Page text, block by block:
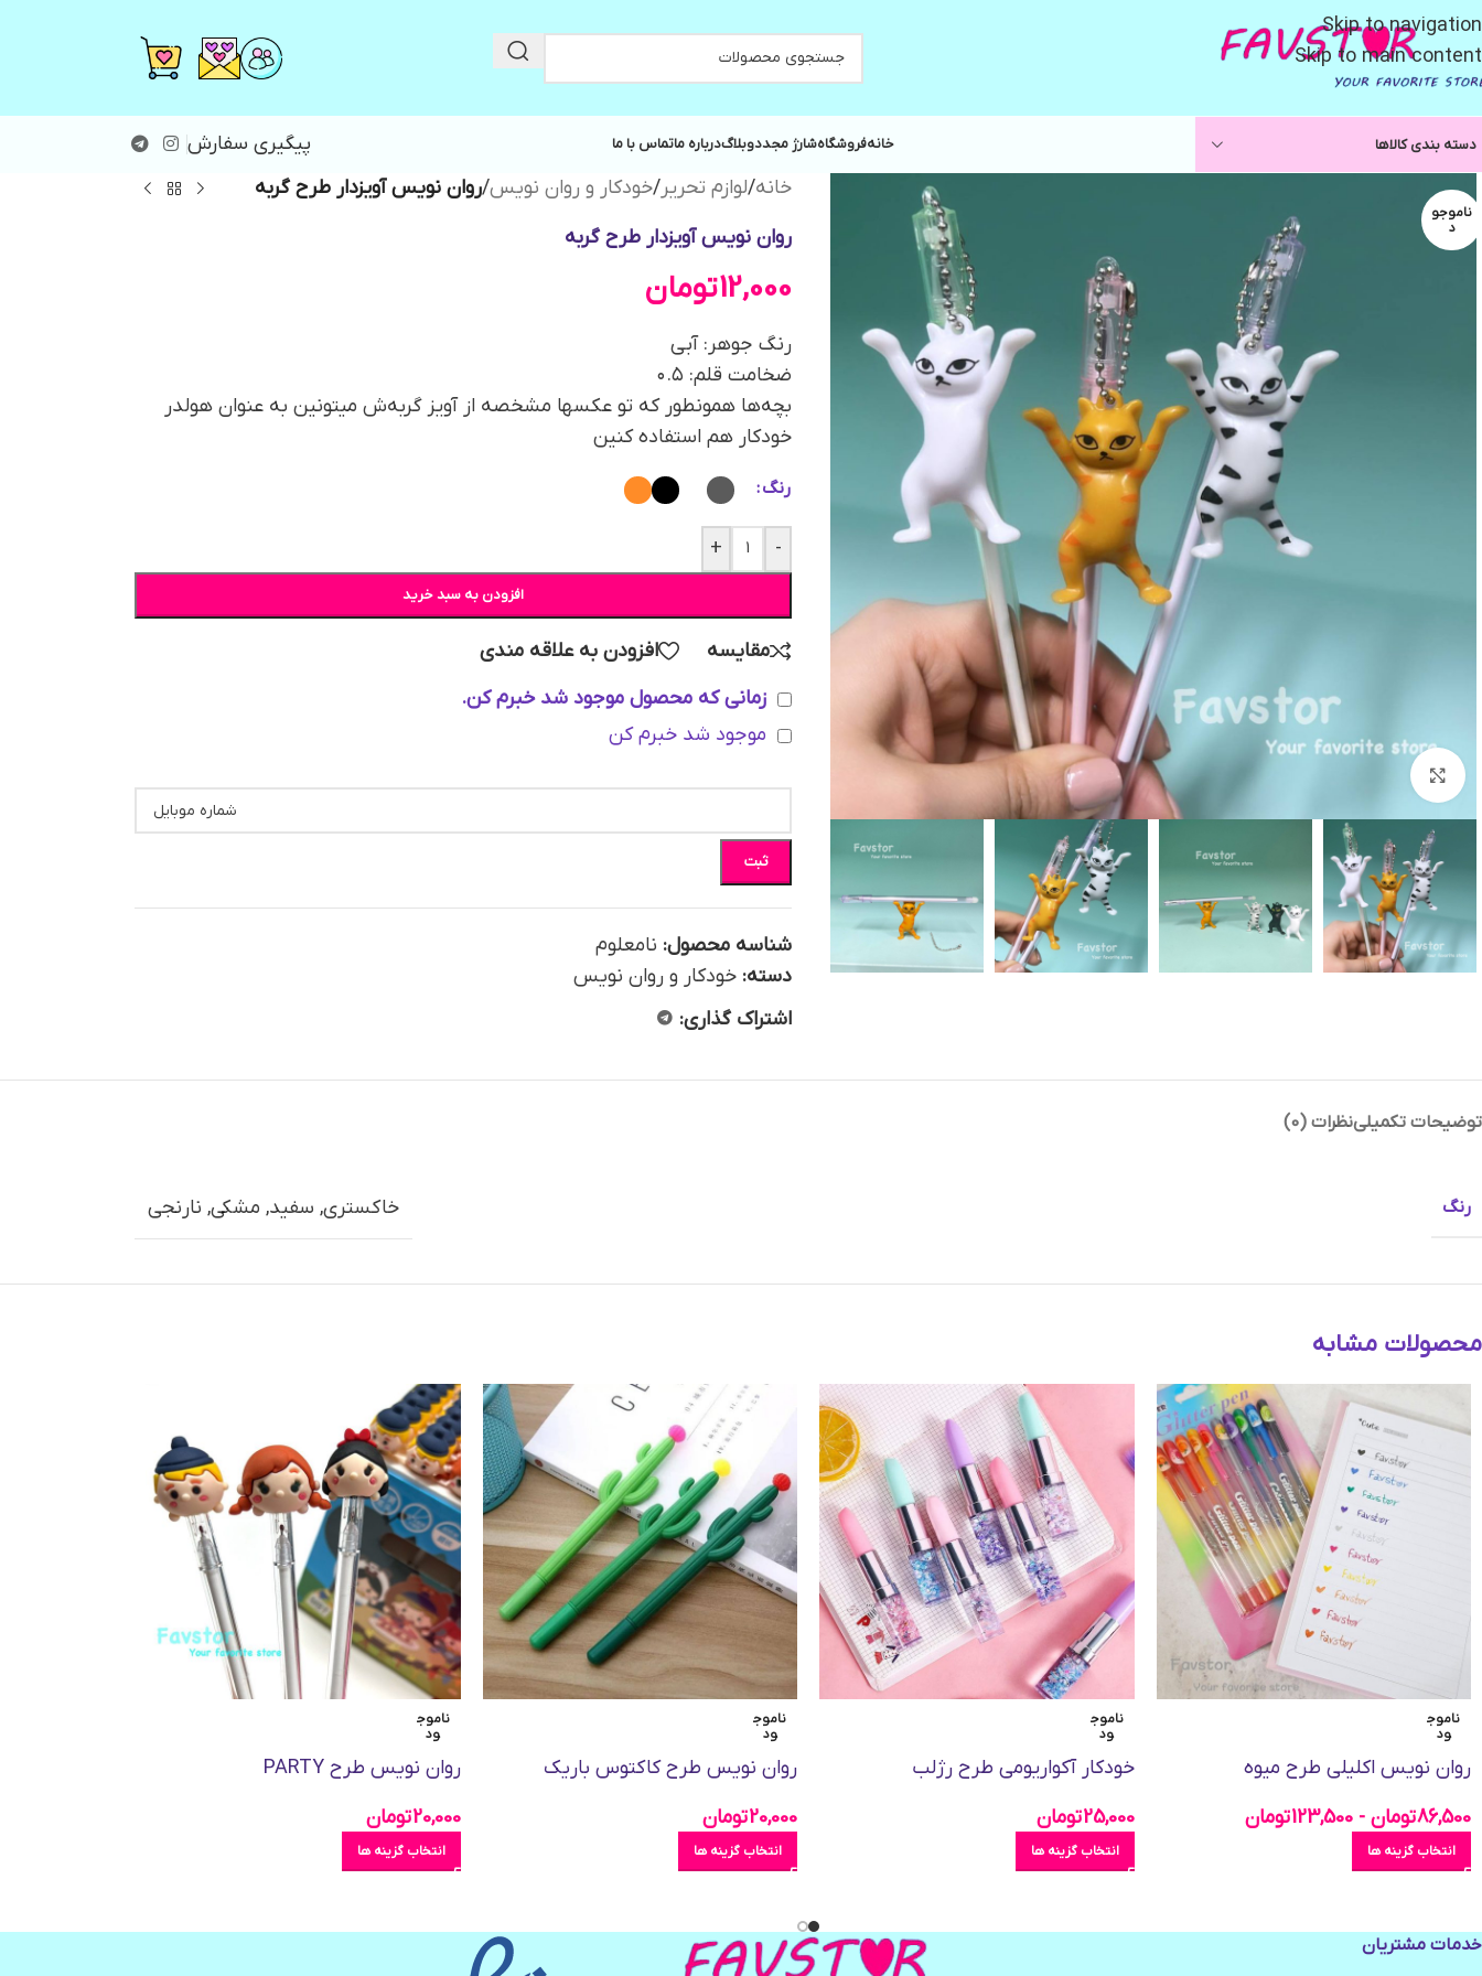
Skip to navigation
Skip to main content
دسته بندی کالاها خانهفروشگاهشارژ مجددوبلاگدرباره ماتماس با ما پیگیری سفارش
ناموجو
د
خانه/لوازم تحریر/خودکار و روان نویس/روان نویس آویزدار طرح گربه
روان نویس آویزدار طرح گربه
12,000تومان
رنگ جوهر: آبی
ضخامت قلم: ۰.۵
بچه‌ها همونطور که تو عکسها مشخصه از آویز گربه‌ش میتونین به عنوان هولدر
خودکار هم استفاده کنین
رنگ
-
+
افزودن به سبد خرید
مقایسه
افزودن به علاقه مندی
زمانی که محصول موجود شد خبرم کن.
موجود شد خبرم کن
ثبت
شناسه محصول: نامعلوم
دسته: خودکار و روان نویس
اشتراک گذاری:
توضیحات تکمیلینظرات (0)
رنگ خاکستری, سفید, مشکی, نارنجي
محصولات مشابه
ناموج
ود
روان نویس اکلیلی طرح میوه
86,500تومان -
123,500تومان
انتخاب گزینه ها
ناموج
ود
خودکار آکواریومی طرح رژلب
25,000تومان
انتخاب گزینه ها
ناموج
ود
روان نويس طرح کاکتوس باریک
20,000تومان
انتخاب گزینه ها
ناموج
ود
روان نویس طرح PARTY
20,000تومان
انتخاب گزینه ها
خدمات مشتریان
Instagram